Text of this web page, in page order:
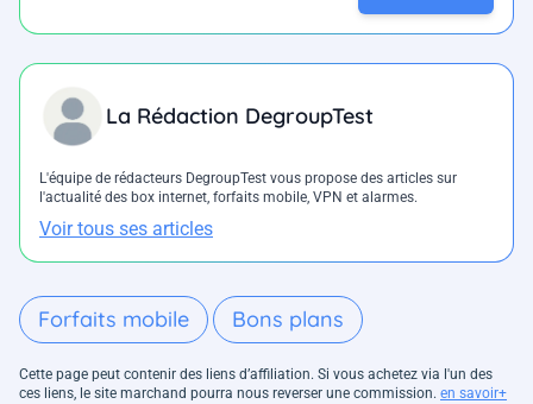
La Rédaction DegroupTest
L'équipe de rédacteurs DegroupTest vous propose des articles sur
l'actualité des box internet, forfaits mobile, VPN et alarmes.
Voir tous ses articles
Forfaits mobile Bons plans
Cette page peut contenir des liens d’affiliation. Si vous achetez via l'un des
ces liens, le site marchand pourra nous reverser une commission. en savoir+